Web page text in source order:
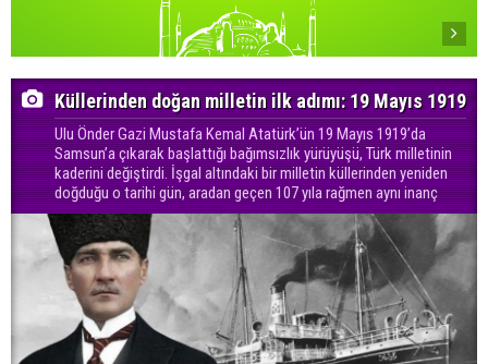
Küllerinden doğan milletin ilk adımı: 19 Mayıs 1919
Ulu Önder Gazi Mustafa Kemal Atatürk’ün 19 Mayıs 1919’da
Samsun’a çıkarak başlattığı bağımsızlık yürüyüşü, Türk milletinin
kaderini değiştirdi. İşgal altındaki bir milletin küllerinden yeniden
doğduğu o tarihi gün, aradan geçen 107 yıla rağmen aynı inanç